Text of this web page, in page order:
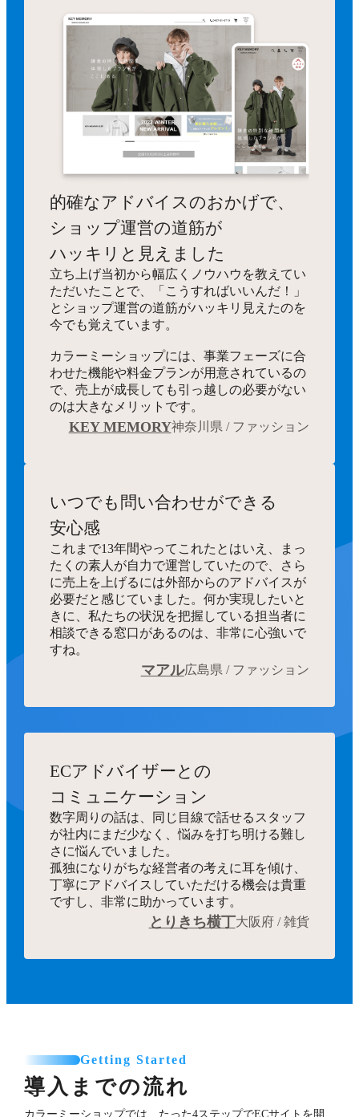
的確なアドバイスのおかげで、
ショップ運営の道筋が
ハッキリと見えました
立ち上げ当初から幅広くノウハウを教えてい
ただいたことで、「こうすればいいんだ！」
とショップ運営の道筋がハッキリ見えたのを
今でも覚えています。
カラーミーショップには、事業フェーズに合
わせた機能や料金プランが用意されているの
で、売上が成長しても引っ越しの必要がない
のは大きなメリットです。
KEY MEMORY神奈川県 / ファッション
いつでも 問い合わせができる
安心感
これまで13年間やってこれたとはいえ、まっ
たくの素人が自力で運営していたので、さら
に売上を上げるには外部からのアドバイスが
必要だと感じていました。何か実現したいと
きに、私たちの状況を把握している担当者に
相談できる窓口があるのは、非常に心強いで
すね。
マアル広島県 / ファッション
ECアドバイザーとの
コミュニケーション
数字周りの話は、同じ目線で話せるスタッフ
が社内にまだ少なく、悩みを打ち明ける難し
さに悩んでいました。
孤独になりがちな経営者の考えに耳を傾け、
丁寧にアドバイスしていただける機会は貴重
ですし、非常に助かっています。
とりきち横丁大阪府 / 雑貨
Getting Started
導入までの流れ
カラーミーショップでは、たった4ステップでECサイトを開